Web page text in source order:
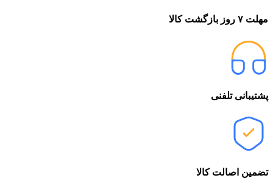
مهلت ۷ روز بازگشت کالا
پشتیبانی تلفنی
تضمین اصالت کالا